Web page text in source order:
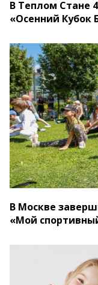
В Теплом Стане
«Осенний Кубок
В Москве
«Мой